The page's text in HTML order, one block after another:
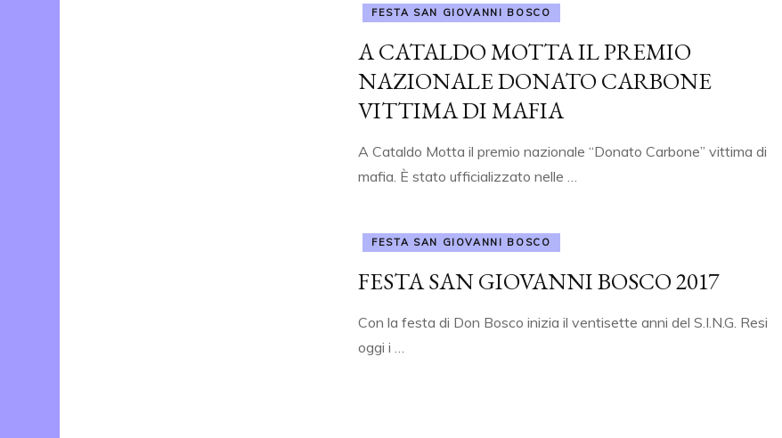
FESTA SAN GIOVANNI BOSCO
A CATALDO MOTTA IL PREMIO
NAZIONALE DONATO CARBONE
VITTIMA DI MAFIA
A Cataldo Motta il premio nazionale “Donato Carbone” vittima di
mafia. È stato ufficializzato nelle …
FESTA SAN GIOVANNI BOSCO
FESTA SAN GIOVANNI BOSCO 2017
Con la festa di Don Bosco inizia il ventisette anni del S.I.N.G. Resi
oggi i …